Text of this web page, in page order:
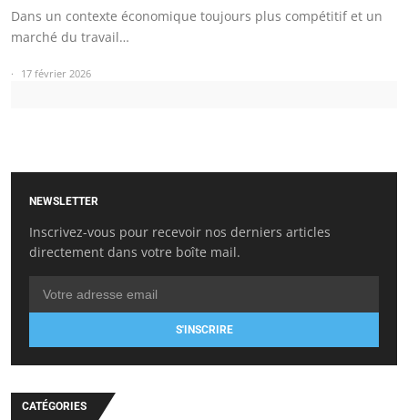
Dans un contexte économique toujours plus compétitif et un
marché du travail…
17 février 2026
NEWSLETTER
Inscrivez-vous pour recevoir nos derniers articles
directement dans votre boîte mail.
S'INSCRIRE
CATÉGORIES